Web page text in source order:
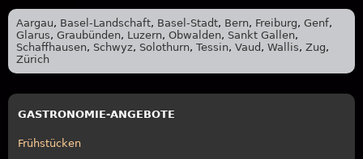
Aargau, Basel-Landschaft, Basel-Stadt, Bern, Freiburg, Genf,
Glarus, Graubünden, Luzern, Obwalden, Sankt Gallen,
Schaffhausen, Schwyz, Solothurn, Tessin, Vaud , Wallis, Zug,
Zürich
GASTRONOMIE-ANGEBOTE
Frühstücken